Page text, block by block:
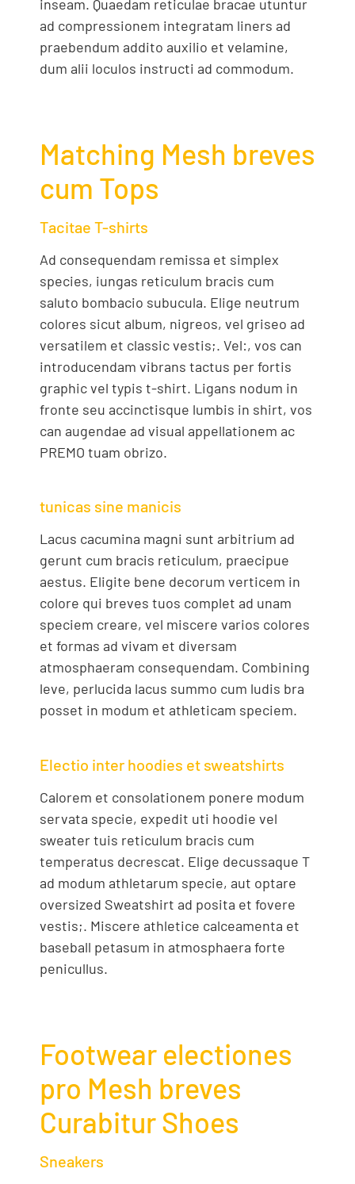
inseam. Quaedam reticulae bracae utuntur
ad compressionem integratam liners ad
praebendum addito auxilio et velamine,
dum alii loculos instructi ad commodum.
Matching Mesh breves
cum Tops
Tacitae T-shirts
Ad consequendam remissa et simplex
species, iungas reticulum bracis cum
saluto bombacio subucula. Elige neutrum
colores sicut album, nigreos, vel griseo ad
versatilem et classic vestis;. Vel:, vos can
introducendam vibrans tactus per fortis
graphic vel typis t-shirt. Ligans nodum in
fronte seu accinctisque lumbis in shirt, vos
can augendae ad visual appellationem ac
PREMO tuam obrizo.
tunicas sine manicis
Lacus cacumina magni sunt arbitrium ad
gerunt cum bracis reticulum, praecipue
aestus. Eligite bene decorum verticem in
colore qui breves tuos complet ad unam
speciem creare, vel miscere varios colores
et formas ad vivam et diversam
atmosphaeram consequendam. Combining
leve, perlucida lacus summo cum ludis bra
posset in modum et athleticam speciem.
Electio inter hoodies et sweatshirts
Calorem et consolationem ponere modum
servata specie, expedit uti hoodie vel
sweater tuis reticulum bracis cum
temperatus decrescat. Elige decussaque T
ad modum athletarum specie, aut optare
oversized Sweatshirt ad posita et fovere
vestis;. Miscere athletice calceamenta et
baseball petasum in atmosphaera forte
penicullus.
Footwear electiones
pro Mesh breves
Curabitur Shoes
Sneakers